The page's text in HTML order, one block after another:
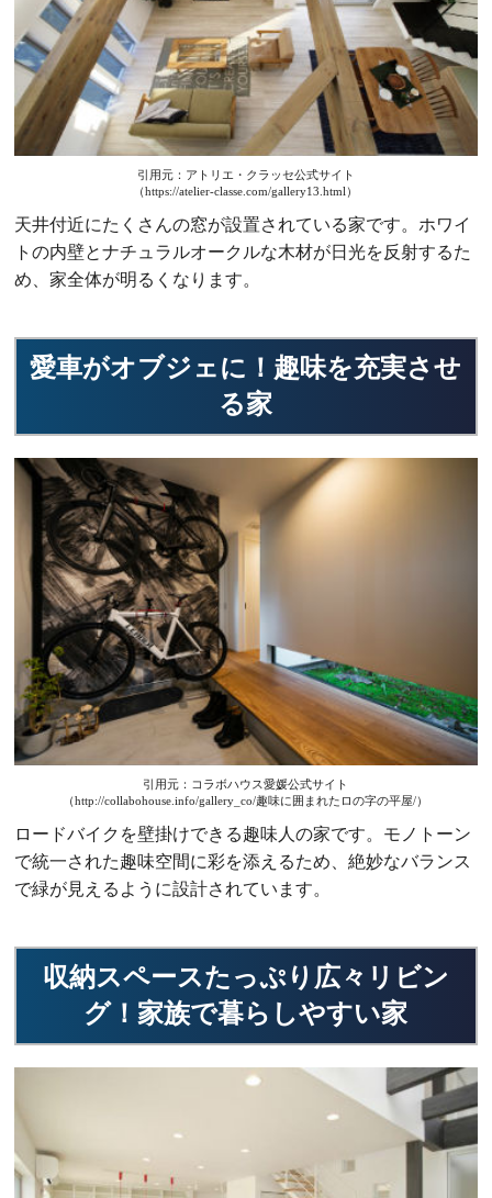
引用元：アトリエ・クラッセ公式サイト
（https://atelier-classe.com/gallery13.html）
天井付近にたくさんの窓が設置されている家です。ホワイ
トの内壁とナチュラルオークルな木材が日光を反射するた
め、家全体が明るくなります。
愛車がオブジェに！趣味を充実させ
る家
引用元：コラボハウス愛媛公式サイト
（http://collabohouse.info/gallery_co/趣味に囲まれたロの字の平屋/）
ロードバイクを壁掛けできる趣味人の家です。モノトーン
で統一された趣味空間に彩を添えるため、絶妙なバランス
で緑が見えるように設計されています。
収納スペースたっぷり広々リビン
グ！家族で暮らしやすい家